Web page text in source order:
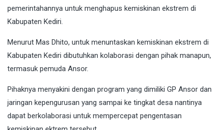
pemerintahannya untuk menghapus kemiskinan ekstrem di
Kabupaten Kediri.
Menurut Mas Dhito, untuk menuntaskan kemiskinan ekstrem di
Kabupaten Kediri dibutuhkan kolaborasi dengan pihak manapun,
termasuk pemuda Ansor.
Pihaknya menyakini dengan program yang dimiliki GP Ansor dan
jaringan kepengurusan yang sampai ke tingkat desa nantinya
dapat berkolaborasi untuk mempercepat pengentasan